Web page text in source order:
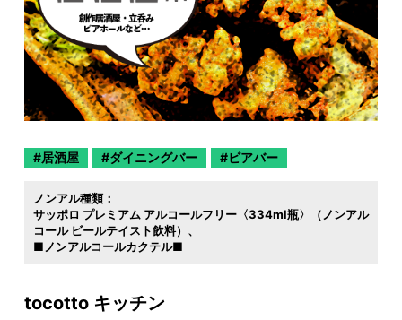
居酒屋 ダイニングバー ビアバー
ノンアル種類：
サッポロ プレミアム アルコールフリー〈334ml瓶〉（ノンアル
コール ビールテイスト飲料）
■ノンアルコールカクテル■
tocotto キッチン